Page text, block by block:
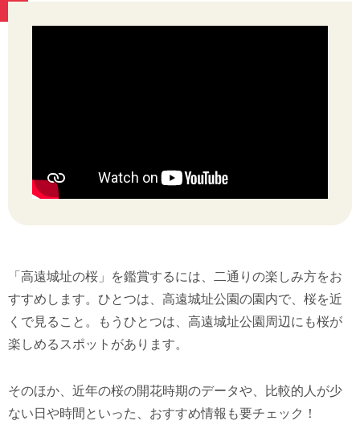
「高遠城址の桜」を鑑賞するには、二通りの楽しみ方をお
すすめします。ひとつは、高遠城址公園の園内で、桜を近
くで見ること。もうひとつは、高遠城址公園周辺にも桜が
楽しめるスポットがあります。
そのほか、近年の桜の開花時期のデータや、比較的人が少
ない日や時間といった、おすすめ情報も要チェック！